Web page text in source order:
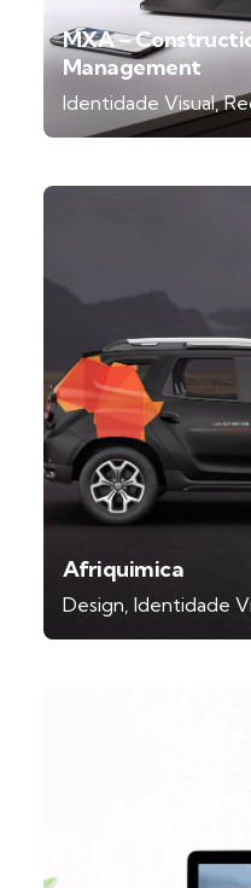
MXA –
Management
Identidade Visual
Afriquimica
Design Identidade